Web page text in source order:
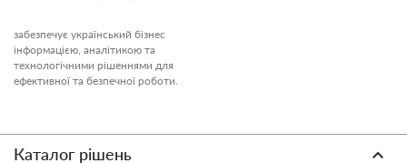
забезпечує український бізнес
інформацією, аналітикою та
технологічними рішеннями для
ефективної та безпечної роботи.
Каталог рішень